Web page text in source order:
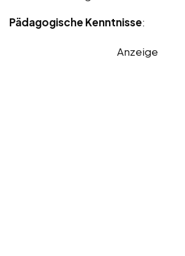
Pädagogische Kenntnisse:
Anzeige